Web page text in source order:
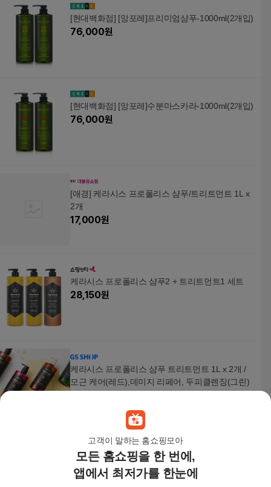
고객이 말하는 홈쇼핑모아
모든 홈쇼핑을 한 번에,
앱에서 최저가를 한눈에
[현대백화점] [앙포레]프리미엄샴푸-1000ml(2개입)
76,000원
[현대백화점] [앙포레]수분마스카라-1000ml(2개입)
76,000원
[애경] 케라시스 프로폴리스 샴푸/트리트먼트 1L x
2개
17,000원
케라시스 프로폴리스 샴푸2 + 트리트먼트1 세트
28,150원
케라시스 프로폴리스 샴푸 트리트먼트 1L x 2개 /
모근 케어(레드),데미지 리페어, 두피클렌징(그린)
[엘렌쥬얼리] 14K 아이덴트 미스 링 금 반지
280,300원
30%196,210 원